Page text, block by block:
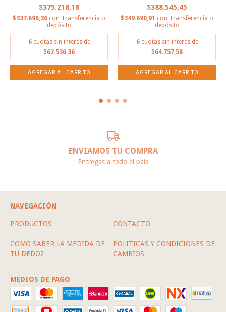
$375.218,18
$337.696,36 con Transferencia o
depósito
6 cuotas sin interés de
$62.536,36
$388.545,45
$349.690,91 con Transferencia o
depósito
6 cuotas sin interés de
$64.757,58
ENVIAMOS TU COMPRA
Entregas a todo el país
NAVEGACIÓN
PRODUCTOS CONTACTO
COMO SABER LA MEDIDA DE
TU DEDO?
POLITICAS Y CONDICIONES DE
CAMBIOS
MEDIOS DE PAGO